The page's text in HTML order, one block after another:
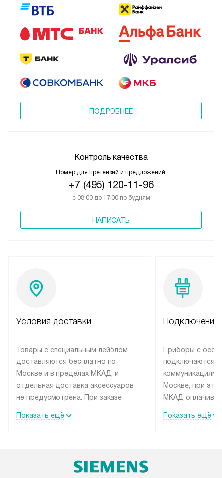
ПОДРОБНЕЕ
Контроль качества
Номер для претензий и предложений:
+7 (495) 120-11-96
с 08:00 до 17:00 по будням
НАПИСАТЬ
Условия доставки
Товары с специальным лейблом
доставляются бесплатно по
Москве и в пределах МКАД, и
отдельная доставка аксессуаров
не предусмотрена. При заказе
рекомендуем обсудить с
быть отправлены покупателю в
Показать ещё
Подключение
Приборы с
подключаются к
коммуникациям
Москве, при
МКАД
партнера
Показать ещё